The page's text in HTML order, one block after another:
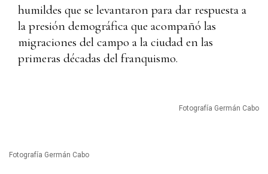
humildes que se levantaron para dar respuesta a
la presión demográfica que acompañó las
migraciones del campo a la ciudad en las
primeras décadas del franquismo.
Fotografía Germán Cabo
Fotografía Germán Cabo